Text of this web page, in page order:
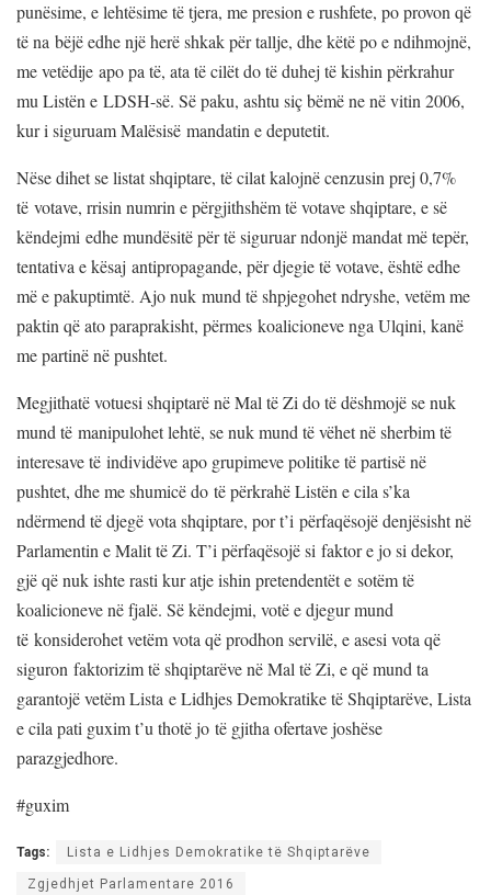
punësime, e lehtësime të tjera, me presion e rushfete, po provon që
të na bëjë edhe një herë shkak për tallje, dhe këtë po e ndihmojnë,
me vetëdije apo pa të, ata të cilët do të duhej të kishin përkrahur
mu Listën e LDSH-së. Së paku, ashtu siç bëmë ne në vitin 2006,
kur i siguruam Malësisë mandatin e deputetit.
Nëse dihet se listat shqiptare, të cilat kalojnë cenzusin prej 0,7%
të votave, rrisin numrin e përgjithshëm të votave shqiptare, e së
këndejmi edhe mundësitë për të siguruar ndonjë mandat më tepër,
tentativa e kësaj antipropagande, për djegie të votave, është edhe
më e pakuptimtë. Ajo nuk mund të shpjegohet ndryshe, vetëm me
paktin që ato paraprakisht, përmes koalicioneve nga Ulqini, kanë
me partinë në pushtet.
Megjithatë votuesi shqiptarë në Mal të Zi do të dëshmojë se nuk
mund të manipulohet lehtë, se nuk mund të vëhet në sherbim të
interesave të individëve apo grupimeve politike të partisë në
pushtet, dhe me shumicë do të përkrahë Listën e cila s’ka
ndërmend të djegë vota shqiptare, por t’i përfaqësojë denjësisht në
Parlamentin e Malit të Zi. T’i përfaqësojë si faktor e jo si dekor,
gjë që nuk ishte rasti kur atje ishin pretendentët e sotëm të
koalicioneve në fjalë. Së këndejmi, votë e djegur mund
të konsiderohet vetëm vota që prodhon servilë, e asesi vota që
siguron faktorizim të shqiptarëve në Mal të Zi, e që mund ta
garantojë vetëm Lista e Lidhjes Demokratike të Shqiptarëve, Lista
e cila pati guxim t’u thotë jo të gjitha ofertave joshëse
parazgjedhore.
#guxim
Tags: Lista e Lidhjes Demokratike të Shqiptarëve
Zgjedhjet Parlamentare 2016